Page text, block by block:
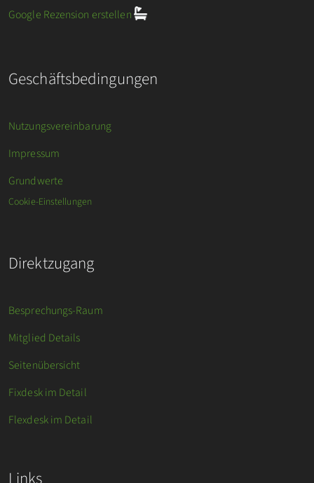
Google Rezension erstellen
Geschäftsbedingungen
Nutzungsvereinbarung
Impressum
Grundwerte
Cookie-Einstellungen
Direktzugang
Besprechungs-Raum
Mitglied Details
Seitenübersicht
Fixdesk im Detail
Flexdesk im Detail